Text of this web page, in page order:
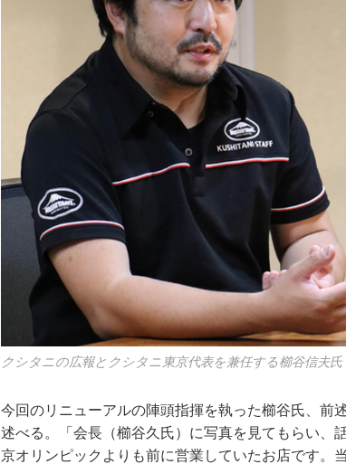
クシタニの広報とクシタニ東京代表を兼任する櫛谷信夫氏
今回のリニューアルの陣頭指揮を執った櫛谷氏、前
述べる。「会長（櫛谷久氏）に写真を見てもらい、
京オリンピックよりも前に営業していたお店です。